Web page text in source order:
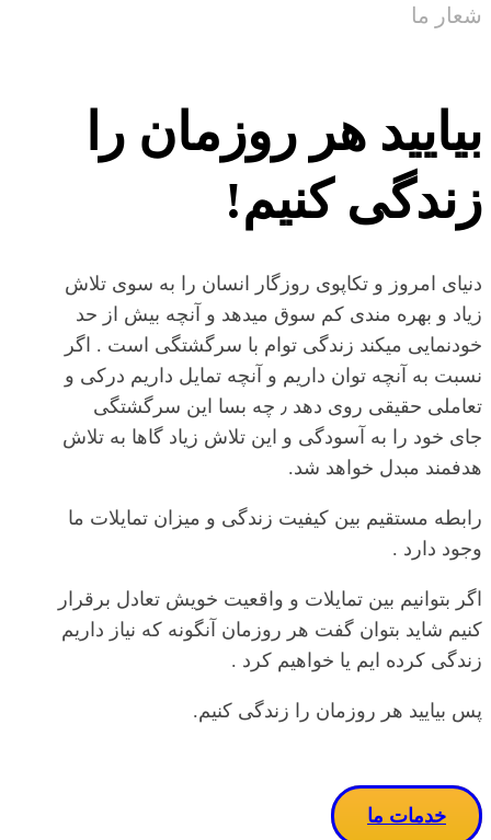
شعار ما
بیایید هر روزمان را
زندگی کنیم!
دنیای امروز و تکاپوی روزگار انسان را به سوی تلاش
زیاد و بهره مندی کم سوق میدهد و آنچه بیش از حد
خودنمایی میکند زندگی توام با سرگشتگی است . اگر
نسبت به آنچه توان داریم و آنچه تمایل داریم درکی و
تعاملی حقیقی روی دهد ٫ چه بسا این سرگشتگی
جای خود را به آسودگی و این تلاش زیاد گاها به تلاش
هدفمند مبدل خواهد شد.
رابطه مستقیم بین کیفیت زندگی و میزان تمایلات ما
وجود دارد .
اگر بتوانیم بین تمایلات و واقعیت خویش تعادل برقرار
کنیم شاید بتوان گفت هر روزمان آنگونه که نیاز داریم
زندگی کرده ایم یا خواهیم کرد .
پس بیایید هر روزمان را زندگی کنیم.
خدمات ما